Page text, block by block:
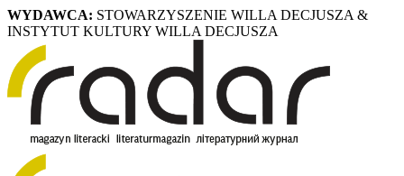
WYDAWCA: STOWARZYSZENIE WILLA DECJUSZA &
INSTYTUT KULTURY WILLA DECJUSZA